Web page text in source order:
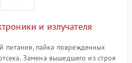
и излучателя
питания, пайка поврежденных
Замена вышедшего из строя